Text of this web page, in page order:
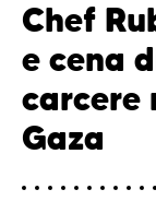
Chef
e cena
carcere
Gaza